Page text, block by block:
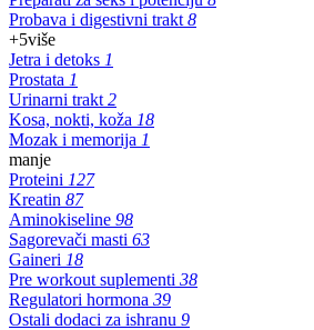
Probava i digestivni trakt 8
+5više
Jetra i detoks 1
Prostata 1
Urinarni trakt 2
Kosa, nokti, koža 18
Mozak i memorija 1
manje
Proteini 127
Kreatin 87
Aminokiseline 98
Sagorevači masti 63
Gaineri 18
Pre workout suplementi 38
Regulatori hormona 39
Ostali dodaci za ishranu 9